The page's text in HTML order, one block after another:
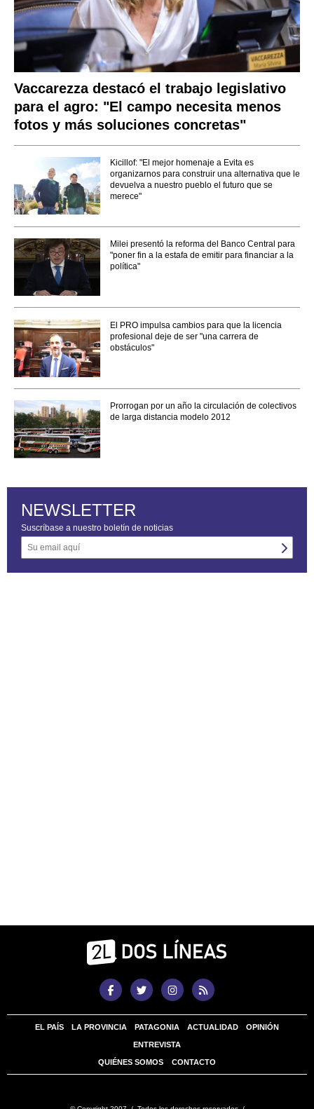
Vaccarezza destacó el trabajo legislativo
para el agro: "El campo necesita menos
fotos y más soluciones concretas"
Kicillof: "El mejor homenaje a Evita es
organizarnos para construir una alternativa que le
devuelva a nuestro pueblo el futuro que se
merece"
Milei presentó la reforma del Banco Central para
"poner fin a la estafa de emitir para financiar a la
política"
El PRO impulsa cambios para que la licencia
profesional deje de ser "una carrera de
obstáculos"
Prorrogan por un año la circulación de colectivos
de larga distancia modelo 2012
NEWSLETTER
Suscríbase a nuestro boletín de noticias
EL PAÍS LA PROVINCIA PATAGONIA ACTUALIDAD OPINIÓN
ENTREVISTA
QUIÉNES SOMOS CONTACTO